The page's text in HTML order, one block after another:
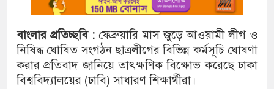
বাংলার প্রতিচ্ছবি : ফেব্রুয়ারি মাস জুড়ে আওয়ামী লীগ ও
নিষিদ্ধ ঘোষিত সংগঠন ছাত্রলীগের বিভিন্ন কর্মসূচি ঘোষণা
করার প্রতিবাদ জানিয়ে তাৎক্ষণিক বিক্ষোভ করেছে ঢাকা
বিশ্ববিদ্যালয়ের (ঢাবি) সাধারণ শিক্ষার্থীরা।